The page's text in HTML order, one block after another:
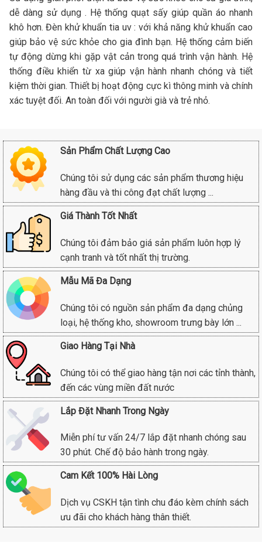
dễ dàng sử dụng . Hệ thống quạt sấy giúp quần áo nhanh
khô hơn. Đèn khử khuẩn tia uv : với khả năng khử khuẩn cao
giúp bảo vệ sức khỏe cho gia đình bạn. Hệ thống cảm biến
tự động dừng khi gặp vật cản trong quá trình vận hành. Hệ
thống điều khiển từ xa giúp vận hành nhanh chóng và tiết
kiệm thời gian. Thiết bị hoạt động cực kì thông minh và chính
xác tuyệt đối. An toàn đối với người già và trẻ nhỏ.
Sản Phẩm Chất Lượng Cao
Chúng tôi sử dụng các sản phẩm thương hiệu
hàng đầu và thi công đạt chất lượng ...
Giá Thành Tốt Nhất
Chúng tôi đảm bảo giá sản phẩm luôn hợp lý
cạnh tranh và tốt nhất thị trường.
Mẫu Mã Đa Dạng
Chúng tôi có nguồn sản phẩm đa dạng chủng
loại, hệ thống kho, showroom trưng bày lớn ...
Giao Hàng Tại Nhà
Chúng tôi có thể giao hàng tận nơi các tỉnh thành,
đến các vùng miền đất nước
Lắp Đặt Nhanh Trong Ngày
Miễn phí tư vấn 24/7 lắp đặt nhanh chóng sau
30 phút. Chế độ bảo hành trong ngày.
Cam Kết 100% Hài Lòng
Dịch vụ CSKH tận tình chu đáo kèm chính sách
ưu đãi cho khách hàng thân thiết.